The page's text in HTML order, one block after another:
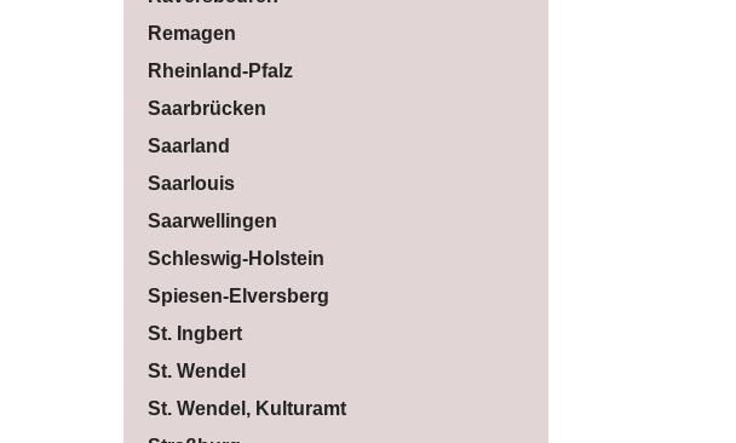
Remagen
Rheinland-Pfalz
Saarbrücken
Saarland
Saarlouis
Saarwellingen
Schleswig-Holstein
Spiesen-Elversberg
St. Ingbert
St. Wendel
St. Wendel, Kulturamt